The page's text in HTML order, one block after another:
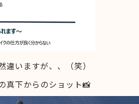
違いますが、、（笑）
真下からのショット📸